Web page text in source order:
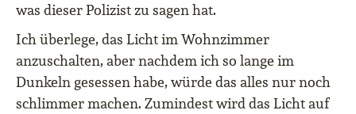
was dieser Polizist zu sagen hat.
Ich überlege, das Licht im Wohnzimmer
anzuschalten, aber nachdem ich so lange im
Dunkeln gesessen habe, würde das alles nur noch
schlimmer machen. Zumindest wird das Licht auf